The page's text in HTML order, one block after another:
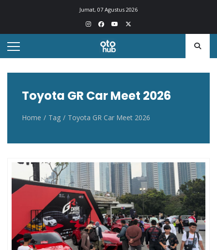
Jumat, 07 Agustus 2026
Otohub.co
Portal berita otomotif Indonesia terkini
Toyota GR Car Meet 2026
Home Tag Toyota GR Car Meet 2026